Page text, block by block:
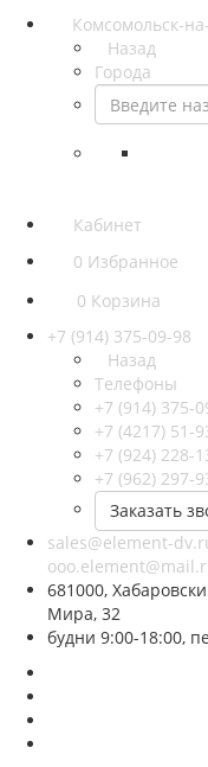
Комсомольск-
Назад
Города
Кабинет
0 Избранное
0 Корзина
+7 (914) 375-09-98
Назад
Телефоны
+7 (914) 375-
+7 (4217) 51-
+7 (924) 228-
+7 (962) 297-
Заказать
sales@element-
681000,
Мира, 32
будни 9:00-18:00,